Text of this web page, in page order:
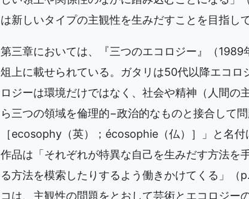
は新しいタイプの主観性を生みだすことを目指し
第三章においては、『三つのエコロジー』（
俎上に載せられている。ガタリは50代以降エコロ
ロジーは環境だけではなく、社会や精神（人間の
ら三つの領域を倫理的−政治的なものと接合して
［ecosophy（英）；écosophie（仏）］」と名
作品は「それぞれが特異な自己を生みだす方法を
る方法を模索したりするよう働きかけてくる」（
コは、主観性の問題をとおして芸術とエコロジー